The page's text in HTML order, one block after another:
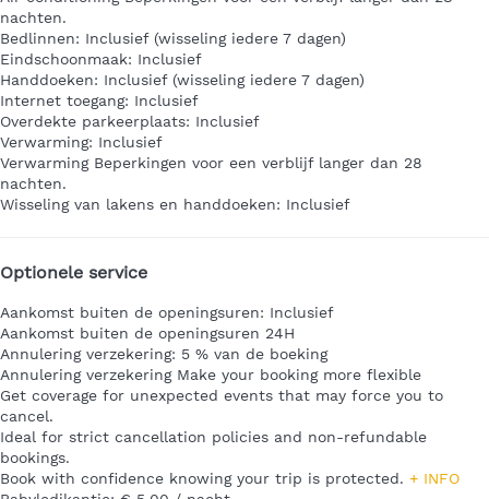
nachten.
Bedlinnen: Inclusief (wisseling iedere 7 dagen)
Eindschoonmaak: Inclusief
Handdoeken: Inclusief (wisseling iedere 7 dagen)
Internet toegang: Inclusief
Overdekte parkeerplaats: Inclusief
Verwarming: Inclusief
Verwarming Beperkingen voor een verblijf langer dan 28
nachten.
Wisseling van lakens en handdoeken: Inclusief
Optionele service
Aankomst buiten de openingsuren: Inclusief
Aankomst buiten de openingsuren 24H
Annulering verzekering: 5 % van de boeking
Annulering verzekering Make your booking more flexible
Get coverage for unexpected events that may force you to
cancel.
Ideal for strict cancellation policies and non-refundable
bookings.
Book with confidence knowing your trip is protected. + INFO